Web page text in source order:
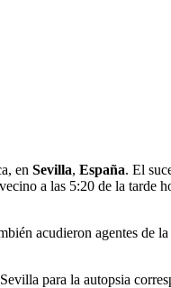
en Sevilla, España. El
a las 5:20 de la tarde
acudieron agentes de
para la autopsia